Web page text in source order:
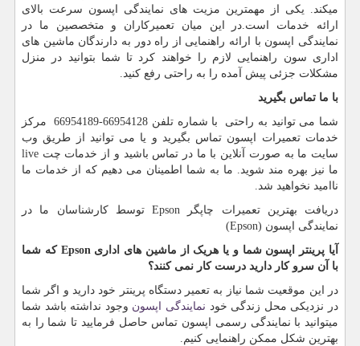
میکند. یکی از مهمترین مزیت های نمایندگی اپسون سرعت بالای
ارائه خدمات است.در این میان تعمیرکاران و متخصصین ما در
نمایندگی اپسون با ارائه راهنمایی از راه دور به دارندگان ماشین های
اداری سون راهنمایی لازم را خواهند کرد تا شما بتوانید در منزل
مشکلات جزئی پیش آمده را به راحتی رفع کنید.
با ما تماس بگیرید
شما می توانید به راحتی با شماره تلفن 66954128-66954189 مرکز
خدمات تعمیرات اپسون تماس بگیرید و یا می توانید از طریق وب
سایت ما به صورت آنلاین با ما در تماس باشید و از خدمات چت live
ما نیز بهره مند شوید. ما به شما اطمینان می دهیم که از خدمات ما
ناامید نخواهید شد.
دریافت بهترین تعمیرات چاپگر Epson توسط کارشناسان ما در
نمایندگی اپسون (Epson
)
آیا پرینتر اپسون شما و یا هریک از ماشین های اداری Epson که شما
با آن سرو کار دارید درست کار نمی کنند؟
در این موقعیت شما نیاز به تعمیر دستگاه پرینتر خود دارید و اگر شما
در نزدیکی محل زندگی خود نمایندگی اپسون وجود نداشته باشد شما
میتوانید با نمایندگی رسمی اپسون تماس حاصل فرمایید تا شما را به
بهترین شکل ممکن راهنمایی کنیم.